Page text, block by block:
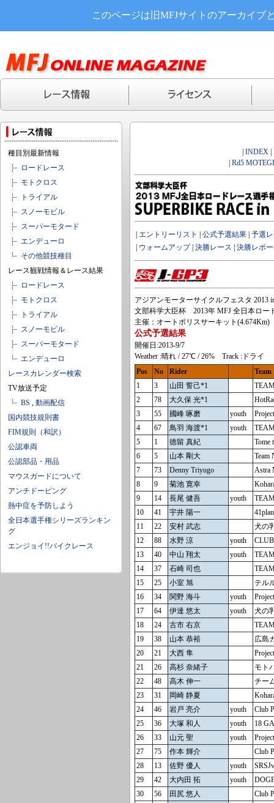
このページは旧MFJサイトのアーカイブ
種目別最新情報
ロードレース
モトクロス
トライアル
スノーモビル
スーパーモタード
エンデューロ
その他競技種目
レース観戦情報＆レース結果
ロードレース
モトクロス
トライアル
スノーモビル
スーパーモタード
エンデューロ
レースカレンダー検索
TV放送予定
BS , 動画配信
国内競技規則書
FIM規則（和訳）
公認車両
公認部品・用品
マウスガードについて
アンチドーピング
熱中症を予防しよう
全日本選手権シリーズランキン
グ
エンジョイ!!バイクレース
INDEX
Rd5
エントリーリスト 公式予選結果 予選
ウォームアップ| 決勝レース 決勝レポ
アジアンモーターサイクルフェスタ 2013
文部科学大臣杯 2013年 MFJ 全日本ロー
主催：オートポリスサーキット(4.674Km)
公式予選結果
開催日:2013-9/7
Weather :晴れ / 27℃ / 26% Track :ドライ
Pos
No Rider
Team
1
3 山田 誓己*1
2
78 大久保 光*1
3
55 國峰 啄磨 youth
4
67 鳥羽 海渡*1 youth
5
1 徳留 真紀
Tome
6
5 山本 剛大
Team
7
73 Denny Triyugo
Astra
8
9 菊池 寛幸
9
14 長尾 健吾 youth
10
41 宇井 陽一
11
22 安村 武志
犬の
12
88 水野 涼 youth
13
40 中山 翔太 youth
14
37 石崎 司也
15
25 小室 旭
テル
16
34 関野 海斗 youth
17
64 伊達 悠太 youth
犬の
18
24 古市 右京
19
38 山本 恭裕
広島
20
21 大西 隼
21
26 高杉 奈緒子
モト
22
48 高木 伸一
チー
23
31 岡崎 静夏
24
46 岩戸 亮介 youth
Club
25
36 大塚 和人 youth
18
26
33 山元 聖 youth
27
75 作本 輝介
Club
28
13 佐野 優人 youth
29
42 大内田 拓 youth
30
56 田尻 悠人
Club